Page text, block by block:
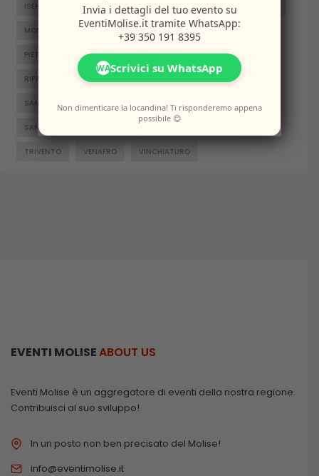
ISERNIA JELSI LARINO MACCHIAGODENA
MONTENERO DI BISACCIA ORATINO PESCHE
PIETRABBONDANTE PIETRACATELLA RICCIA
RIPALIMOSANI
SAN GIACOMO DEGLI SCHIAVONI SAN MASSIMO
SANTA CROCE DI MAGLIANO
TRIVENTO VENAFRO VINCHIATURO
EVENTI MOLISEABOUT US
Eventi Molise è un aggregatore di eventi della nostra regione.
Contribuisci al suo sviluppo!
In un posto non ben precisato del Molise!
info@eventimolise.it
Invia i dettagli del tuo evento su
EventiMolise.it tramite WhatsApp:
+39 350 191 8395
WAScrivici su WhatsApp
Non dimenticare la locandina! Ti risponderemo appena
possibile 😊